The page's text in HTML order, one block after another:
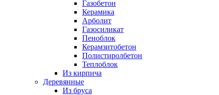
Газобетон
Керамика
Арболит
Газосиликат
Пеноблок
Керамзитобетон
Полистиролбетон
Теплоблок
Из кирпича
Деревянные
Из бруса